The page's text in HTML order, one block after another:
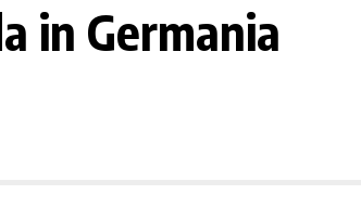
in Germania